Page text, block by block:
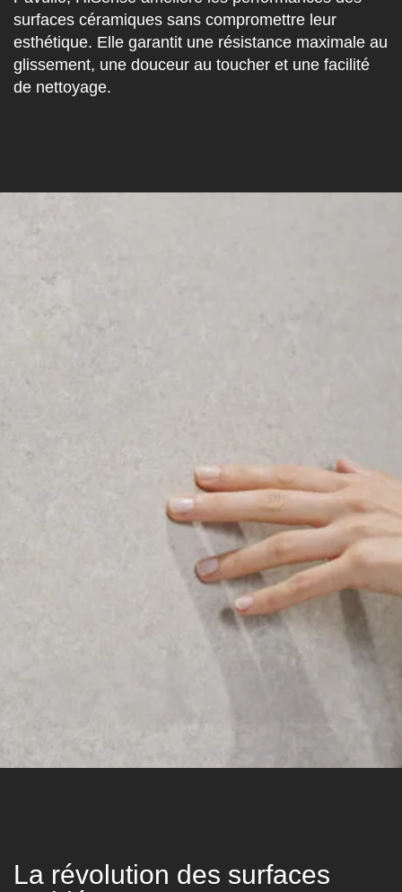
surfaces céramiques sans compromettre leur
esthétique. Elle garantit une résistance maximale au
glissement, une douceur au toucher et une facilité
de nettoyage.
La révolution des surfaces